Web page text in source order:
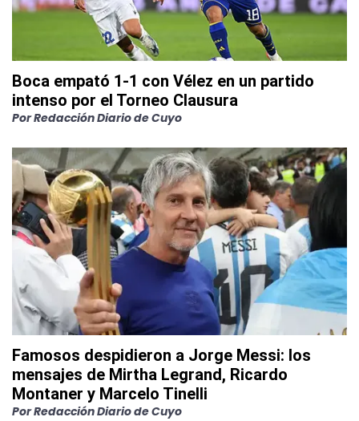
Boca empató 1-1 con Vélez en un partido
intenso por el Torneo Clausura
PorRedacción Diario de Cuyo
Famosos despidieron a Jorge Messi: los
mensajes de Mirtha Legrand, Ricardo
Montaner y Marcelo Tinelli
PorRedacción Diario de Cuyo